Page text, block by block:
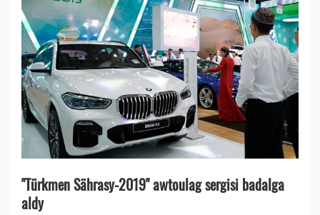
"Türkmen Sährasy-2019" awtoulag sergisi badalga
aldy